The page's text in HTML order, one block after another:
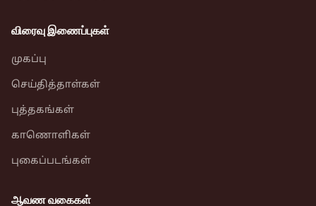
விரைவு இணைப்புகள்
முகப்பு
செய்தித்தாள்கள்
புத்தகங்கள்
காணொளிகள்
புகைப்படங்கள்
ஆவண வகைகள்